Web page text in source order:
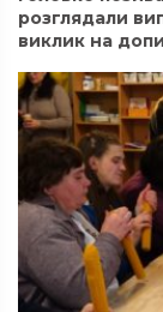
розглядали
виклик на